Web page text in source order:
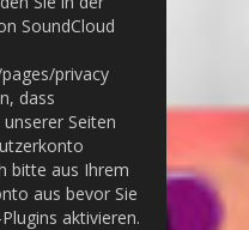
SoundCloud
privacy
dass
Seiten
bitte aus Ihrem
aus bevor Sie
aktivieren.